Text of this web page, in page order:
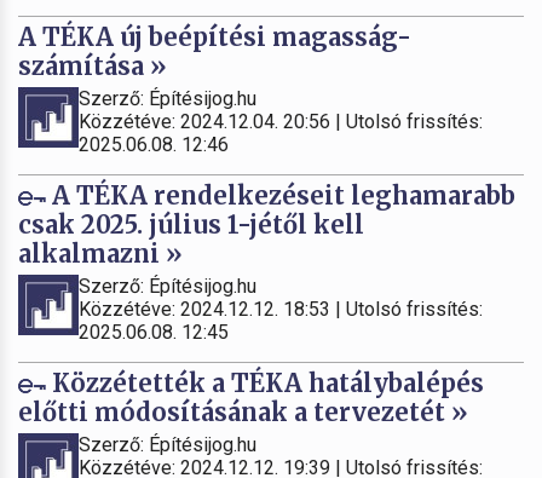
A TÉKA új beépítési magasság-
számítása »
Szerző: Építésijog.hu
Közzétéve: 2024.12.04. 20:56 | Utolsó frissítés:
2025.06.08. 12:46
A TÉKA rendelkezéseit leghamarabb
csak 2025. július 1-jétől kell
alkalmazni »
Szerző: Építésijog.hu
Közzétéve: 2024.12.12. 18:53 | Utolsó frissítés:
2025.06.08. 12:45
Közzétették a TÉKA hatálybalépés
előtti módosításának a tervezetét »
Szerző: Építésijog.hu
Közzétéve: 2024.12.12. 19:39 | Utolsó frissítés: